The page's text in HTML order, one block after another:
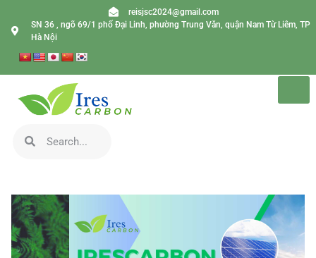
reisjsc2024@gmail.com
SN 36 , ngõ 69/1 phố Đại Linh, phường Trung Văn, quận Nam Từ Liêm, TP
Hà Nội